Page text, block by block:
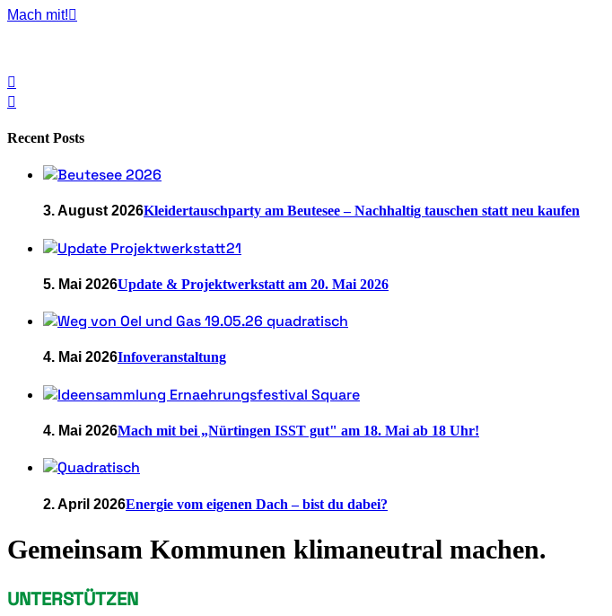
Mach mit!
Recent Posts
3. August 2026Kleidertauschparty am Beutesee – Nachhaltig tauschen statt neu kaufen
5. Mai 2026Update & Projektwerkstatt am 20. Mai 2026
4. Mai 2026Infoveranstaltung
4. Mai 2026Mach mit bei „Nürtingen ISST gut" am 18. Mai ab 18 Uhr!
2. April 2026Energie vom eigenen Dach – bist du dabei?
Gemeinsam Kommunen klimaneutral machen.
UNTERSTÜTZEN